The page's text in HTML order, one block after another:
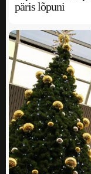
päris lõpuni